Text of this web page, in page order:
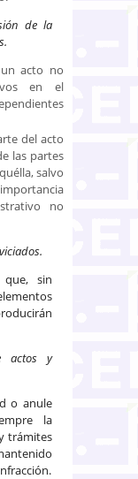
de la
acto no
en el
del acto
las partes
salvo
no
sin
actos y
o anule
la
trámites